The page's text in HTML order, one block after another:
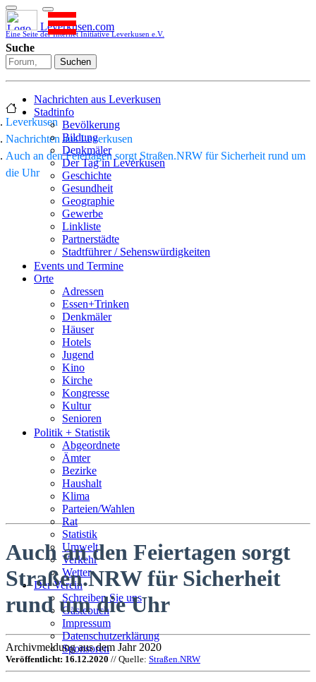
Leverkusen.com
Eine Seite der Internet Initiative Leverkusen e.V.
Suche
Suchen
Nachrichten aus Leverkusen
Stadtinfo
Bevölkerung
Bildung
Denkmäler
Der Tag in Leverkusen
Geschichte
Gesundheit
Geographie
Gewerbe
Linkliste
Partnerstädte
Stadtführer / Sehenswürdigkeiten
Stadtplan
Sport
Who is who
Wohnen
Events und Termine
Orte
Adressen
Essen+Trinken
Denkmäler
Häuser
Hotels
Jugend
Kino
Kirche
Kongresse
Kultur
Senioren
Stadtführer
Straßen
Politik + Statistik
Abgeordnete
Ämter
Bezirke
Haushalt
Klima
Parteien/Wahlen
Rat
Statistik
Umwelt
Verkehr
Wetter
Der Verein
Schreiben Sie uns
Gästebuch
Impressum
Datenschutzerklärung
Sponsoren
Leverkusen
Nachrichten aus Leverkusen
Auch an den Feiertagen sorgt Straßen.NRW für Sicherheit rund um
die Uhr
Auch an den Feiertagen sorgt
Straßen.NRW für Sicherheit
rund um die Uhr
Archivmeldung aus dem Jahr 2020
Veröffentlicht: 16.12.2020 // Quelle: Straßen.NRW